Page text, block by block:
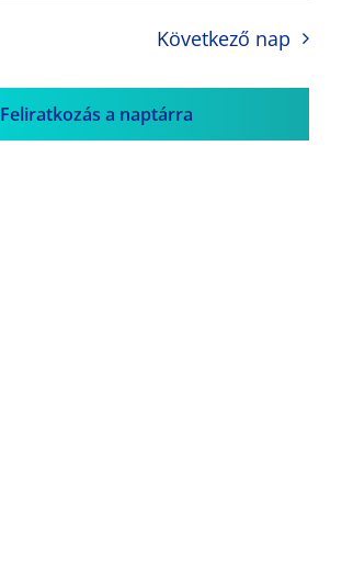
Következő nap
Feliratkozás a naptárra